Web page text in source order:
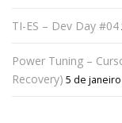
TI-ES – Dev Day #04
Power Tuning –
Recovery) 5 de